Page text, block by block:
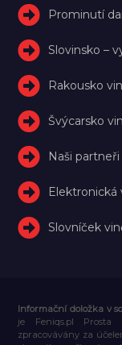
Prominutí
Slovinsko –
Rakousko
Švýcarsko
Naši partneři
Elektronická
Slovníček
Informační doložka v
je Feniqs.pl Prosta
zpracovávány za